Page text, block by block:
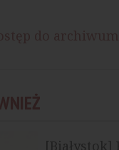
[Białystok]